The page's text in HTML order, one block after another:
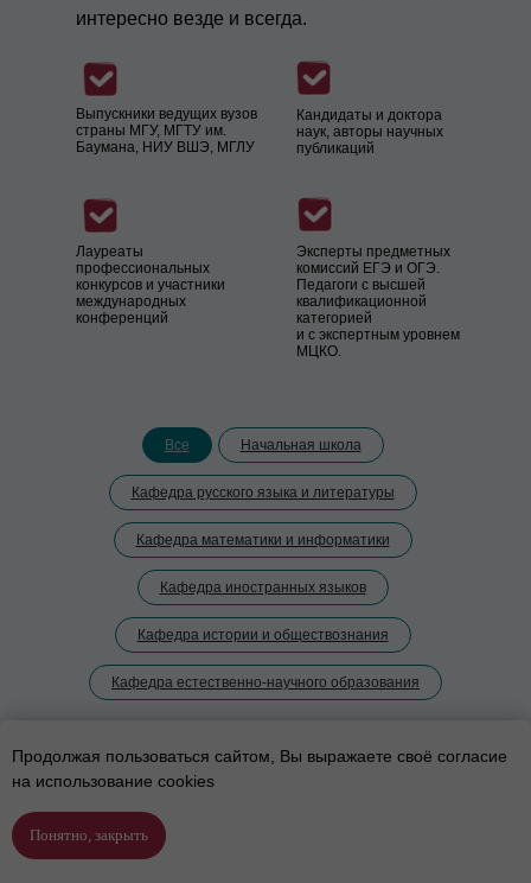
интересно везде и всегда.
Выпускники ведущих вузов
страны МГУ, МГТУ им.
Баумана, НИУ ВШЭ, МГЛУ
Кандидаты и доктора
наук, авторы научных
публикаций
Лауреаты
профессиональных
конкурсов и участники
международных
конференций
Эксперты предметных
комиссий ЕГЭ и ОГЭ.
Педагоги с высшей
квалификационной
категорией
и с экспертным уровнем
МЦКО.
Все Начальная школа
Кафедра русского языка и литературы
Кафедра математики и информатики
Кафедра иностранных языков
Кафедра истории и обществознания
Кафедра естественно-научного образования
Продолжая пользоваться сайтом, Вы выражаете своё согласие
на использование cookies
Понятно, закрыть
Подобрать программу